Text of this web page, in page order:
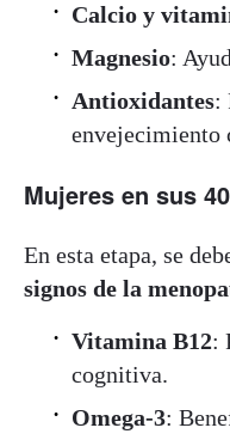
Calcio y
Magnesio:
Antioxidantes:
envejecimiento
Mujeres en sus
En esta etapa, se
signos de la
Vitamina B12:
cognitiva.
Omega-3: